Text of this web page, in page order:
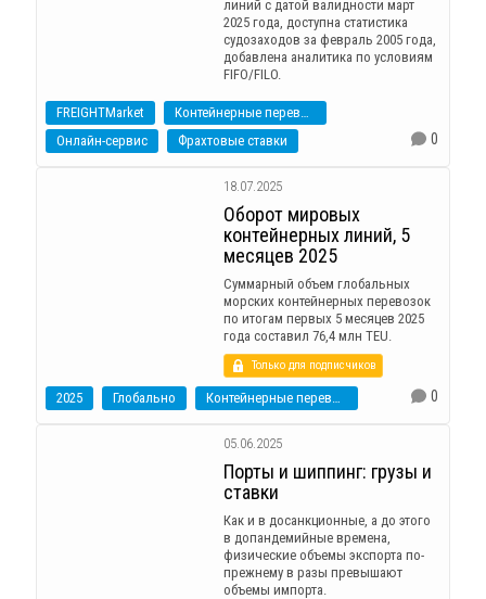
линий c датой валидности март
2025 года, доступна статистика
судозаходов за февраль 2005 года,
добавлена аналитика по условиям
FIFO/FILO.
FREIGHTMarket
Контейнерные перевозки
Онлайн-сервис
Фрахтовые ставки 0
18.07.2025
Оборот мировых
контейнерных линий, 5
месяцев 2025
Суммарный объем глобальных
морских контейнерных перевозок
по итогам первых 5 месяцев 2025
года составил 76,4 млн TEU.
Только для подписчиков
2025 Глобально Контейнерные перевозки 0
05.06.2025
Порты и шиппинг: грузы и
ставки
Как и в досанкционные, а до этого
в допандемийные времена,
физические объемы экспорта по-
прежнему в разы превышают
объемы импорта.